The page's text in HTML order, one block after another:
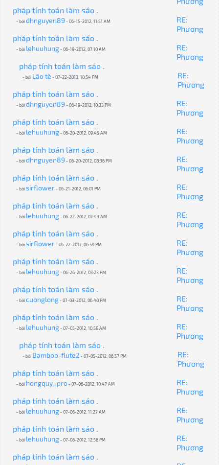
pháp tính toán làm sáo .
- bởidhnguyen89 - 06-15-2012, 11:51 AM
RE:
Phương
pháp tính toán làm sáo .
- bởi lehuuhung- 06-19-2012, 07:10 AM
RE:
Phương
pháp tính toán làm sáo .
- bởi Lão tè - 07-22-2013, 10:54 PM
RE:
Phương
pháp tính toán làm sáo .
- bởidhnguyen89 - 06-19-2012, 10:33 PM
RE:
Phương
pháp tính toán làm sáo .
- bởi lehuuhung- 06-20-2012, 09:45 AM
RE:
Phương
pháp tính toán làm sáo .
- bởidhnguyen89 - 06-20-2012, 08:36 PM
RE:
Phương
pháp tính toán làm sáo .
- bởisirflower- 06-21-2012, 06:01 PM
RE:
Phương
pháp tính toán làm sáo .
- bởi lehuuhung- 06-22-2012, 07:43 AM
RE:
Phương
pháp tính toán làm sáo .
- bởisirflower- 06-22-2012, 06:59 PM
RE:
Phương
pháp tính toán làm sáo .
- bởi lehuuhung- 06-26-2012, 03:23 PM
RE:
Phương
pháp tính toán làm sáo .
- bởicuonglong- 07-03-2012, 06:40 PM
RE:
Phương
pháp tính toán làm sáo .
- bởi lehuuhung- 07-05-2012, 10:58 AM
RE:
Phương
pháp tính toán làm sáo .
- bởi Bamboo-flute2 - 07-05-2012, 06:57 PM
RE:
Phương
pháp tính toán làm sáo .
- bởi hongquy_pro- 07-06-2012, 10:47 AM
RE:
Phương
pháp tính toán làm sáo .
- bởi lehuuhung- 07-06-2012, 11:27 AM
RE:
Phương
pháp tính toán làm sáo .
- bởi lehuuhung- 07-06-2012, 12:56 PM
RE:
Phương
pháp tính toán làm sáo .